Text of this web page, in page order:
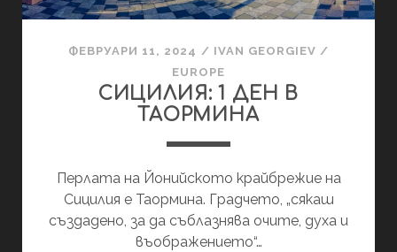
ФЕВРУАРИ 11, 2024 / IVAN GEORGIEV /
EUROPE
СИЦИЛИЯ: 1 ДЕН В
ТАОРМИНА
Перлата на Йонийското крайбрежие на
Сицилия е Таормина. Градчето, „сякаш
създадено, за да съблазнява очите, духа и
въображението“…